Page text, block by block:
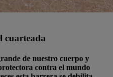
cuarteada
de nuestro cuerpo y
contra el mundo